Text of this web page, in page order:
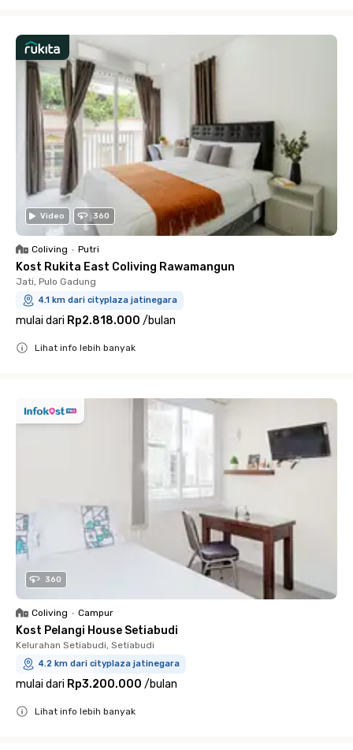
Video 360
Coliving • Putri
Kost Rukita East Coliving Rawamangun
Jati, Pulo Gadung
4.1 km dari cityplaza jatinegara
mulai dari Rp2.818.000 /bulan
Lihat info lebih banyak
360
Coliving • Campur
Kost Pelangi House Setiabudi
Kelurahan Setiabudi, Setiabudi
4.2 km dari cityplaza jatinegara
mulai dari Rp3.200.000 /bulan
Lihat info lebih banyak